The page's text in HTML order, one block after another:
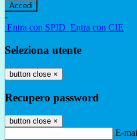
-
Entra con SPID Entra con CIE
Seleziona utente
button close ×
Recupero password
button close ×
E-